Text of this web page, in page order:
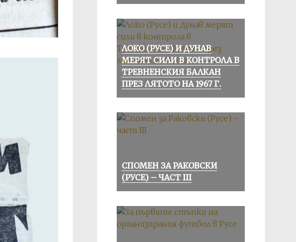
ЛОКО (РУСЕ) И ДУНАВ
МЕРЯТ СИЛИ В КОНТРОЛА В
ТРЕВНЕНСКИЯ БАЛКАН
ПРЕЗ ЛЯТОТО НА 1967 Г.
СПОМЕН ЗА РАКОВСКИ
(РУСЕ) – ЧАСТ III